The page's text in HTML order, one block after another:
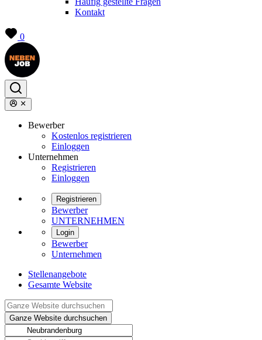
Kontakt
0
Bewerber
Kostenlos registrieren
Einloggen
Unternehmen
Registrieren
Einloggen
Registrieren
Bewerber
UNTERNEHMEN
Login
Bewerber
Unternehmen
Stellenangebote
Gesamte Website